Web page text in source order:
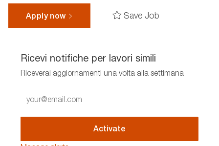
Apply now Save Job
Ricevi notifiche per lavori simili
Riceverai aggiornamenti una volta alla settimana
Email
address
Activate